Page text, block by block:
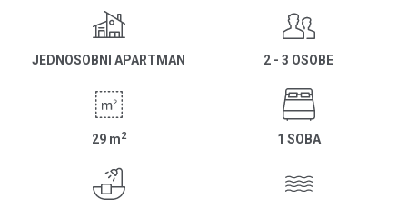
JEDNOSOBNI APARTMAN 2 - 3 OSOBE
29 m2 1 SOBA